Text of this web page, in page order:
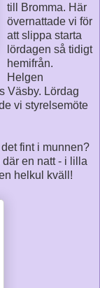
till Bromma. Här
övernattade vi för
att slippa starta
lördagen så tidigt
hemifrån.
Helgen
Väsby. Lördag
vi styrelsemöte
fint i munnen?
en natt - i lilla
helkul kväll!